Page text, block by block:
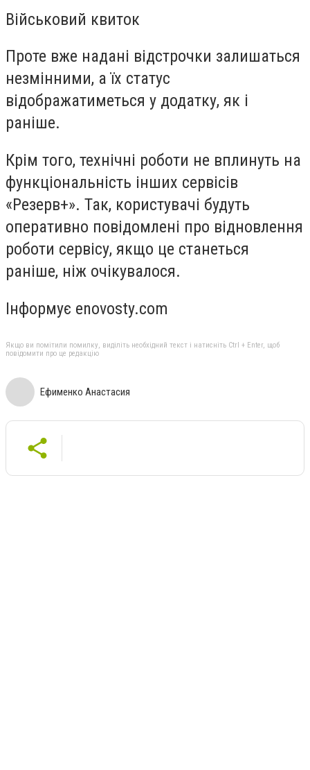
Військовий квиток
Проте вже надані відстрочки залишаться
незмінними, а їх статус
відображатиметься у додатку, як і
раніше.
Крім того, технічні роботи не вплинуть на
функціональність інших сервісів
«Резерв+». Так, користувачі будуть
оперативно повідомлені про відновлення
роботи сервісу, якщо це станеться
раніше, ніж очікувалося.
Інформує enovosty.com
Якщо ви помітили помилку, виділіть необхідний текст і натисніть Ctrl + Enter, щоб
повідомити про це редакцію
Ефименко Анастасия